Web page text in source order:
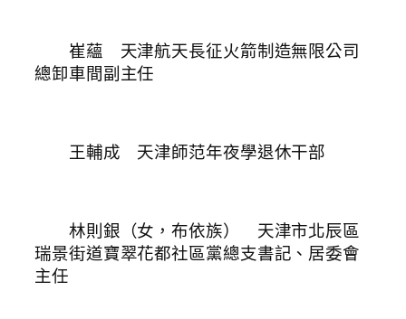
崔蘊 天津航天長征火箭制造無限公司
總卸車間副主任
王輔成 天津師范年夜學退休干部
林則銀（女，布依族） 天津市北辰區
瑞景街道寶翠花都社區黨總支書記、居委會
主任